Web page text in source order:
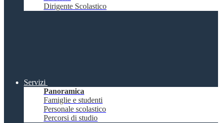
Dirigente Scolastico
Servizi
Panoramica
Famiglie e studenti
Personale scolastico
Percorsi di studio